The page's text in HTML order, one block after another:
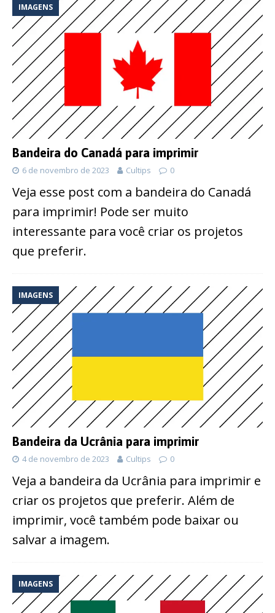
IMAGENS
Bandeira do Canadá para imprimir
6 de novembro de 2023 Cultips 0
Veja esse post com a bandeira do Canadá
para imprimir! Pode ser muito
interessante para você criar os projetos
que preferir.
IMAGENS
Bandeira da Ucrânia para imprimir
4 de novembro de 2023 Cultips 0
Veja a bandeira da Ucrânia para imprimir e
criar os projetos que preferir. Além de
imprimir, você também pode baixar ou
salvar a imagem.
IMAGENS